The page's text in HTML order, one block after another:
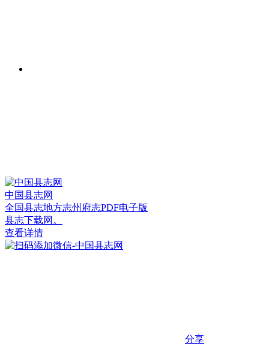
中国县志网
全国县志地方志州府志PDF电子版
县志下载网。
查看详情
分享